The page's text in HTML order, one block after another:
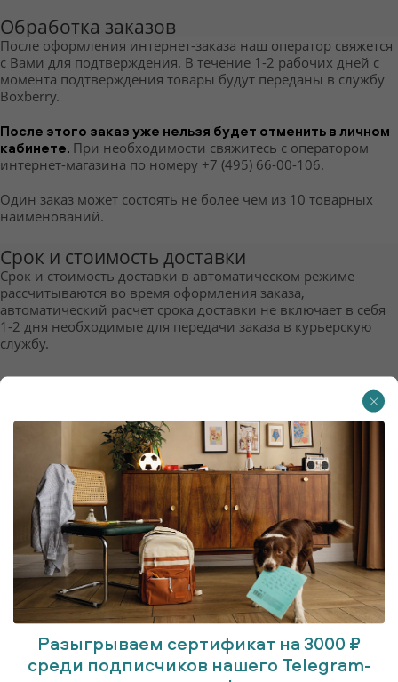
Обработка заказов
После оформления интернет-заказа наш оператор свяжется
с Вами для подтверждения. В течение 1-2 рабочих дней с
момента подтверждения товары будут переданы в службу
Boxberry.
После этого заказ уже нельзя будет отменить в личном
кабинете. При необходимости свяжитесь с оператором
интернет-магазина по номеру +7 (495) 66-00-106.
Один заказ может состоять не более чем из 10 товарных
наименований.
Срок и стоимость доставки
Срок и стоимость доставки в автоматическом режиме
рассчитываются во время оформления заказа,
автоматический расчет срока доставки не включает в себя
1-2 дня необходимые для передачи заказа в курьерскую
службу.
FOLLOW WEAR
Будьте всегда в курсе новостей SMENA!
Разыгрываем сертификат на 3000 ₽
среди подписчиков нашего Telegram-